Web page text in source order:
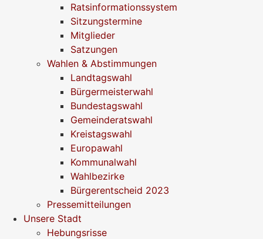
Ratsinformationssystem
Sitzungstermine
Mitglieder
Satzungen
Wahlen & Abstimmungen
Landtagswahl
Bürgermeisterwahl
Bundestagswahl
Gemeinderatswahl
Kreistagswahl
Europawahl
Kommunalwahl
Wahlbezirke
Bürgerentscheid 2023
Pressemitteilungen
Unsere Stadt
Hebungsrisse